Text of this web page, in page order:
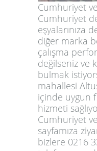
Cumhuriyet
Cumhuriyet
eşyalarınıza
diğer marka
çalışma
değilseniz ve
bulmak
mahallesi
içinde uygun
hizmeti
Cumhuriyet
sayfamıza
bizlere 0216